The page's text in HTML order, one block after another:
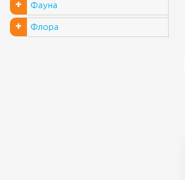
+ Фауна
+ Флора